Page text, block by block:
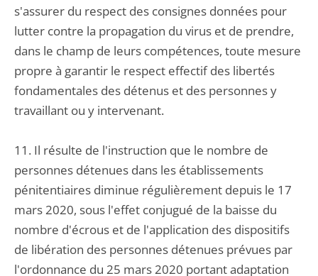
s'assurer du respect des consignes données pour
lutter contre la propagation du virus et de prendre,
dans le champ de leurs compétences, toute mesure
propre à garantir le respect effectif des libertés
fondamentales des détenus et des personnes y
travaillant ou y intervenant.
11. Il résulte de l'instruction que le nombre de
personnes détenues dans les établissements
pénitentiaires diminue régulièrement depuis le 17
mars 2020, sous l'effet conjugué de la baisse du
nombre d'écrous et de l'application des dispositifs
de libération des personnes détenues prévues par
l'ordonnance du 25 mars 2020 portant adaptation